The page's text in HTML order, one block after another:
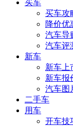
买车
买车攻
降价优
汽车导
汽车评
新车
新车上
新车报
汽车图
二手车
用车
开车技